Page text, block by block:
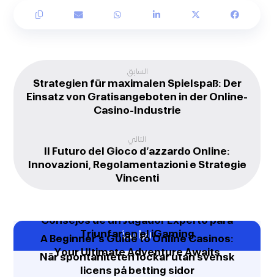
السابق
Strategien für maximalen Spielspaß: Der
Einsatz von Gratisangeboten in der Online-
Casino-Industrie
التالي
Il Futuro del Gioco d’azzardo Online:
Innovazioni, Regolamentazioni e Strategie
Vincenti
اقرأ ايضاً
Consejos de un Jugador Experto para
Triunfar en el iGaming
A Beginner’s Guide to Online Casinos:
Your Ultimate Adventure Awaits
När spontaniteten lockar utan svensk
licens på betting sidor